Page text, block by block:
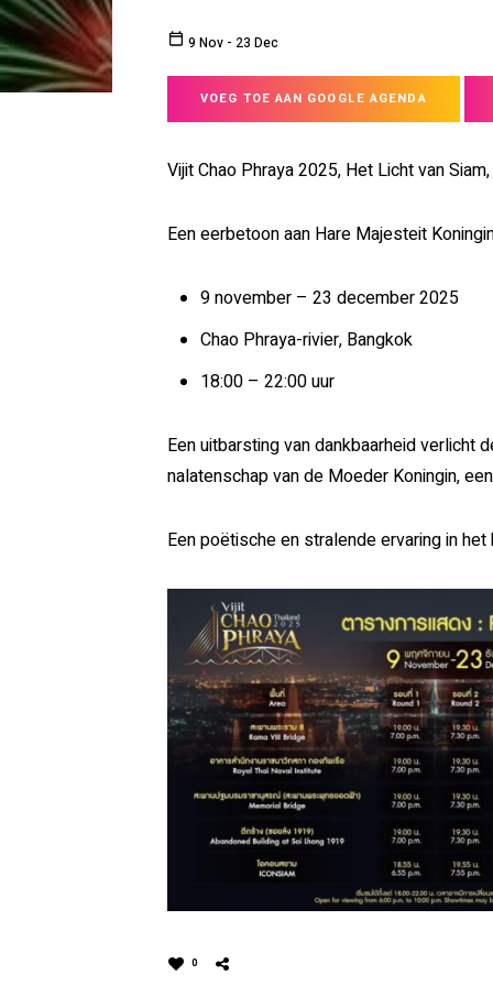
9 Nov - 23 Dec
VOEG TOE AAN GOOGLE AGENDA
Vijit Chao Phraya 2025, Het Licht van
Een eerbetoon aan Hare Majesteit
9 november – 23 december 2025
Chao Phraya-rivier, Bangkok
18:00 – 22:00 uur
Een uitbarsting van dankbaarheid
nalatenschap van de Moeder Koningin,
Een poëtische en stralende ervaring in
0